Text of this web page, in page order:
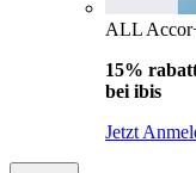
ALL
15%
bei ibis
Jetzt